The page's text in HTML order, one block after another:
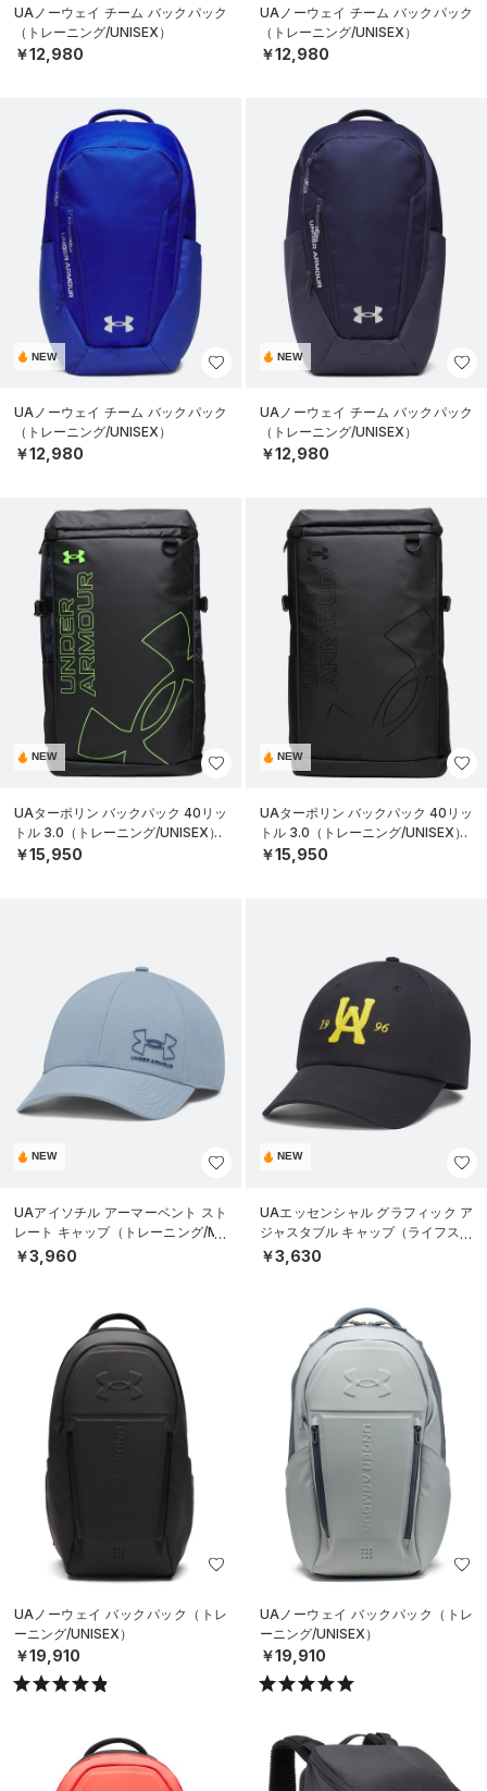
UAノーウェイ チーム バックパック
（トレーニング/UNISEX）
￥12,980
UAノーウェイ チーム バックパック
（トレーニング/UNISEX）
￥12,980
NEW
UAノーウェイ チーム バックパック
（トレーニング/UNISEX）
￥12,980
NEW
UAノーウェイ チーム バックパック
（トレーニング/UNISEX）
￥12,980
NEW
UAターポリン バックパック 40リッ
トル 3.0（トレーニング/UNISEX）
￥15,950
NEW
UAターポリン バックパック 40リッ
トル 3.0（トレーニング/UNISEX）
￥15,950
NEW
UAアイソチル アーマーベント スト
レート キャップ（トレーニング/ME
N）
￥3,960
NEW
UAエッセンシャル グラフィック ア
ジャスタブル キャップ（ライフスタ
イル/UNISEX）
￥3,630
UAノーウェイ バックパック（トレ
ーニング/UNISEX）
￥19,910
UAノーウェイ バックパック（トレ
ーニング/UNISEX）
￥19,910